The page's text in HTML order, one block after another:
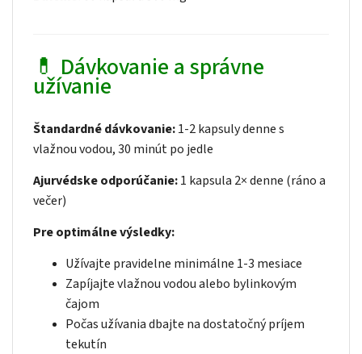
💊 Dávkovanie a správne
užívanie
Štandardné dávkovanie:1-2 kapsuly denne s
vlažnou vodou, 30 minút po jedle
Ajurvédske odporúčanie:1 kapsula 2× denne (ráno a
večer)
Pre optimálne výsledky:
Užívajte pravidelne minimálne 1-3 mesiace
Zapíjajte vlažnou vodou alebo bylinkovým
čajom
Počas užívania dbajte na dostatočný príjem
tekutín